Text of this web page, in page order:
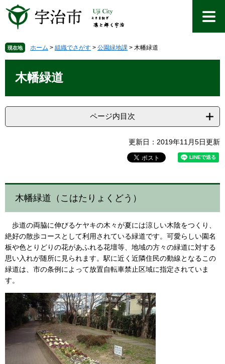
先を
文
現在地 ホーム > 組織でさがす > 公園緑地課 > 木幡緑道
木幡緑道
ページ内目次
更新日：2019年11月5日更新
木幡緑道（こはたりょくどう）
歩道の両脇に伸びるケヤキの木々が夏には涼しい木陰をつくり、
絶好の散歩コースとして利用されている緑道です。可愛らしい園名
板や色とりどりの花があふれる花壇等、地域の方々の緑道に対する
思い入れが随所に見られます。駅に近く近隣住民の動線となるこの
緑道は、市の条例によって放置自転車禁止区域に指定されていま
す。